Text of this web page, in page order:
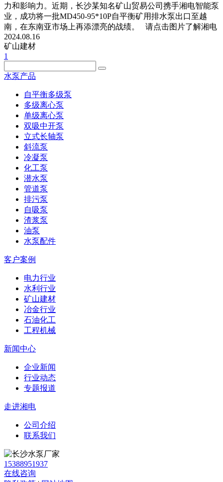
力和影响力。近期，长沙某知名矿山贸易公司携手湘电智能泵
业，成功将一批MD450-95*10P自平衡矿用排水泵出口至越
南，在东南亚市场上再添漂亮的战绩。 请点击图片了解湘电
2024.08.16
矿山建材
1
水泵产品
自平衡多级泵
多级离心泵
单级离心泵
双吸中开泵
立式长轴泵
斜流泵
冷凝泵
化工泵
潜水泵
管道泵
排污泵
自吸泵
渣浆泵
油泵
水泵配件
客户案例
电力行业
水利行业
矿山建材
冶金行业
石油化工
工程机械
新闻中心
企业新闻
行业动态
专题报道
走进湘电
公司介绍
联系我们
15388951937
在线咨询